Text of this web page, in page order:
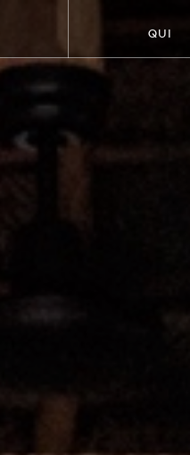
QUI